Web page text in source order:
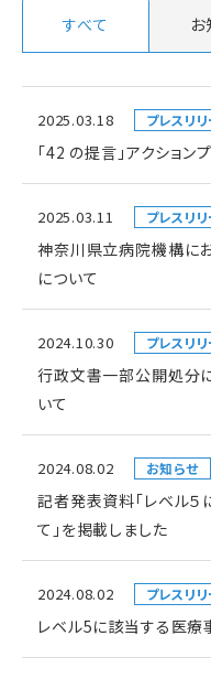
すべて お
2025.03.18 プレスリリ
「42 の提言」アクショ
2025.03.11 プレスリリ
神奈川県立病院機構に
について
2024.10.30 プレスリリ
行政文書一部公開処分
いて
2024.08.02 お知らせ
記者発表資料「レベル
て」を掲載しました
2024.08.02 プレスリリ
レベル5に該当する医療